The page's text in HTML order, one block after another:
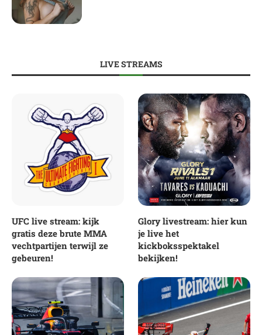
LIVE STREAMS
UFC live stream: kijk
gratis deze brute MMA
vechtpartijen terwijl ze
gebeuren!
Glory livestream: hier kun
je live het
kickboksspektakel
bekijken!